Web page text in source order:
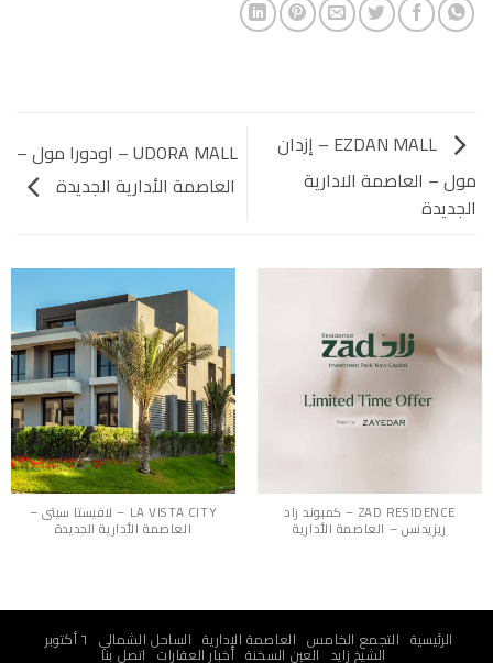
EZDAN MALL – إزدان
مول – العاصمة الادارية
الجديدة
UDORA MALL – اودورا مول –
العاصمة الأدارية الجديدة
ZAD RESIDENCE – كمبوند زاد
ريزيدنس – العاصمة الأدارية
LA VISTA CITY – لافيستا سيتى –
العاصمة الأدارية الجديدة
الرئيسية التجمع الخامس العاصمة الإدارية الساحل الشمالي ٦ أكتوبر
الشيخ زايد العين السخنة أخبار العقارات اتصل بنا